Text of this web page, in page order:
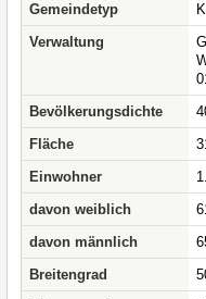
Gemeindetyp
Verwaltung
Bevölkerungsdichte
Fläche
Einwohner
davon weiblich
davon männlich
Breitengrad